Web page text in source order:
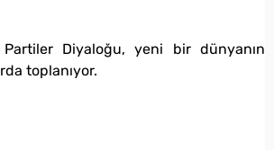
Diyaloğu, yeni bir dünyanın
toplanıyor.